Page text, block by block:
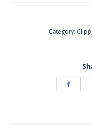
Category: